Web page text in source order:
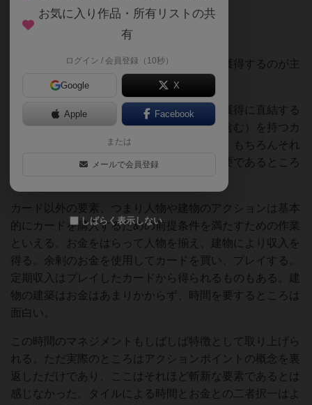
620名 10名 0 約5年前
様々な効果を持つカードを集め、勝利点を獲得するのが主
眼であるカード収集ゲーム。
カードのシンボルを合わせるほか、勝利点獲得に直結する
効果（リソースを点数に変換するものなど含む）を持つカ
ードを効率よく入手することが重要である。もちろんそれ
らの下地を作るための他のカード集めも必要であるところ
カード以外の要素、つまり人物や建物のアクションは基本
的にカードを購入するための前提条件を満たすための作業
といえる。お金をはらって人物を揃え、建物により収入を
得る。余剰のお金を使用してカードを買い、プレイする。
定期収入はプレイしたカードから得られるものもある。建
物の建築はお金はあまりかからず、時間を要するところは
面白い。
この時間のマネジメントもしばしば特徴として取り上げら
れる。ただ実際のところはアクションポイントの概念を裏
返しただけであり、ここはそれほど斬新な要素であるとは
感じなかった。タイルによる時間とお金との二者択一はよ
お気に入り作品・所有リストの共
有
ログイン / 会員登録（10秒）
Google X
Apple Facebook
または
メールで会員登録
しばらく表示しない